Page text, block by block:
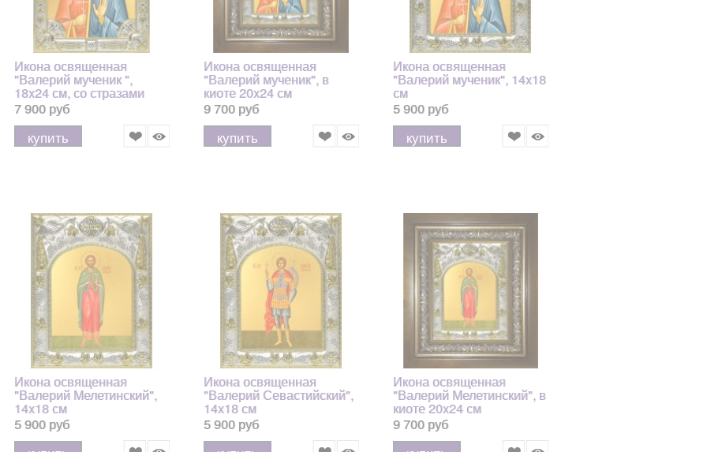
Икона освященная
"Валерий мученик ",
18x24 см, со стразами
7 900 руб
купить
Икона освященная
"Валерий мученик", в
киоте 20x24 см
9 700 руб
купить
Икона освященная
"Валерий мученик", 14x18
см
5 900 руб
купить
Икона освященная
"Валерий Мелетинский",
14x18 см
5 900 руб
Икона освященная
"Валерий Севастийский",
14x18 см
5 900 руб
Икона освященная
"Валерий Мелетинский", в
киоте 20x24 см
9 700 руб